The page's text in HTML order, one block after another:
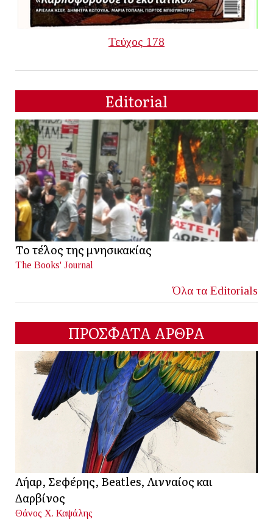
Τεύχος 178
Editorial
Το τέλος της μνησικακίας
The Books' Journal
Όλα τα Editorials
ΠΡΟΣΦΑΤΑ ΑΡΘΡΑ
Λήαρ, Σεφέρης, Beatles, Λινναίος και
Δαρβίνος
Θάνος Χ. Καψάλης